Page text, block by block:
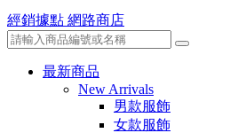
經銷據點 網路商店
最新商品
New Arrivals
男款服飾
女款服飾